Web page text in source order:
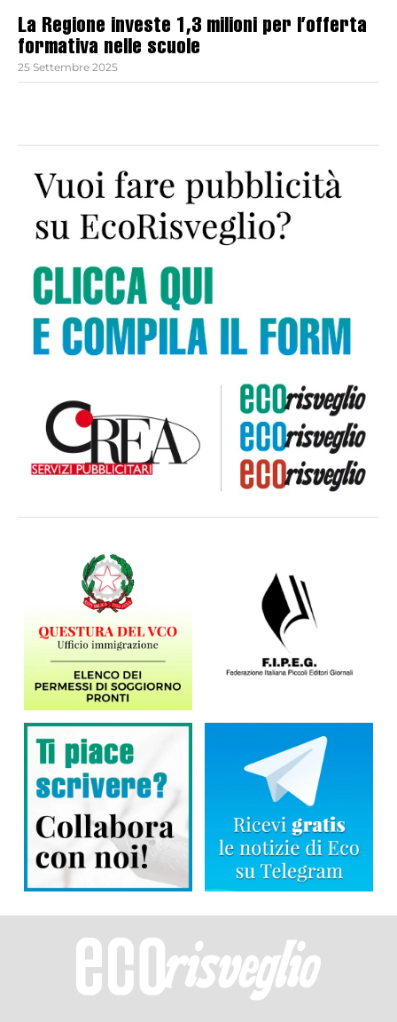
La Regione investe 1,3 milioni per l’offerta
formativa nelle scuole
25 Settembre 2025